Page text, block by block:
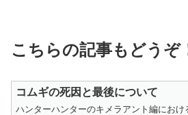
こちらの記事もどうぞ
コムギの死因と最後について
ハンターハンターのキメラアント編におけ